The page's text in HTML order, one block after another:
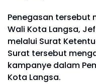
Penegasan tersebut
Wali Kota Langsa,
melalui Surat
Surat tersebut
kampanye dalam
Kota Langsa.